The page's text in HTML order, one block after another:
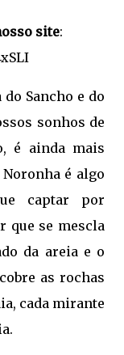
site:
Sancho e do
sonhos de
é ainda mais
é algo
captar por
que se mescla
da areia e o
as rochas
cada mirante